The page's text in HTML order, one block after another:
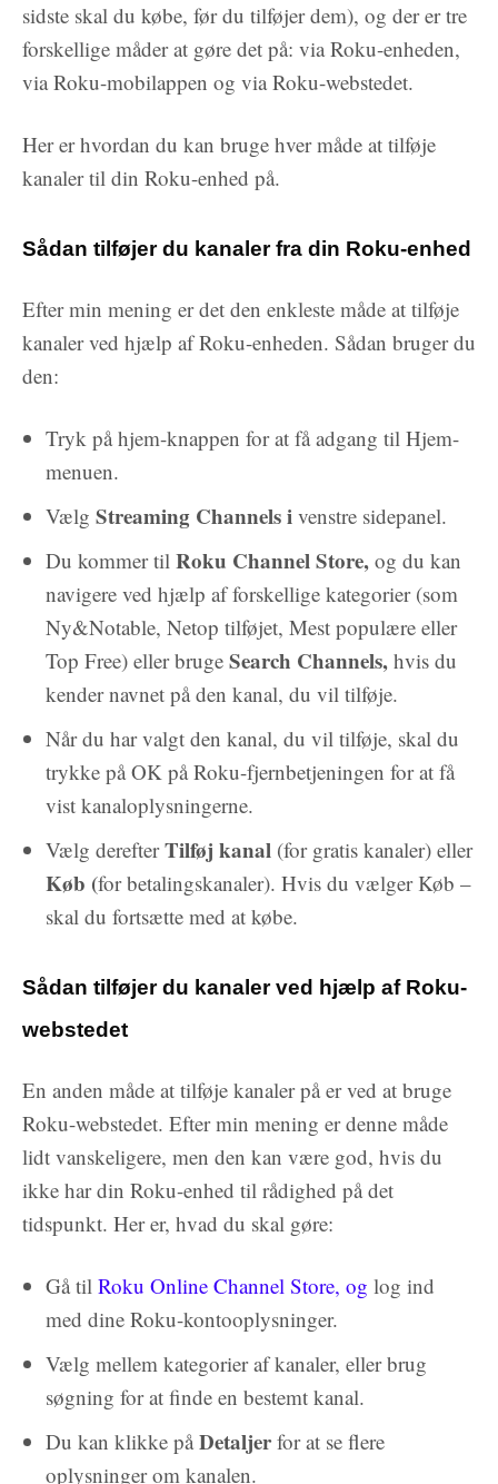
sidste skal du købe, før du tilføjer dem), og der er tre
forskellige måder at gøre det på: via Roku-enheden,
via Roku-mobilappen og via Roku-webstedet.
Her er hvordan du kan bruge hver måde at tilføje
kanaler til din Roku-enhed på.
Sådan tilføjer du kanaler fra din Roku-enhed
Efter min mening er det den enkleste måde at tilføje
kanaler ved hjælp af Roku-enheden. Sådan bruger du
den:
Tryk på hjem-knappen for at få adgang til Hjem-
menuen.
Vælg Streaming Channels i venstre sidepanel.
Du kommer til Roku Channel Store, og du kan
navigere ved hjælp af forskellige kategorier (som
Ny&Notable, Netop tilføjet, Mest populære eller
Top Free) eller bruge Search Channels, hvis du
kender navnet på den kanal, du vil tilføje.
Når du har valgt den kanal, du vil tilføje, skal du
trykke på OK på Roku-fjernbetjeningen for at få
vist kanaloplysningerne.
Vælg derefterTilføj kanal (for gratis kanaler) eller
Køb (for betalingskanaler). Hvis du vælger Køb –
skal du fortsætte med at købe.
Sådan tilføjer du kanaler ved hjælp af Roku-
webstedet
En anden måde at tilføje kanaler på er ved at bruge
Roku-webstedet. Efter min mening er denne måde
lidt vanskeligere, men den kan være god, hvis du
ikke har din Roku-enhed til rådighed på det
tidspunkt. Her er, hvad du skal gøre:
Gå til Roku Online Channel Store, og log ind
med dine Roku-kontooplysninger.
Vælg mellem kategorier af kanaler, eller brug
søgning for at finde en bestemt kanal.
Du kan klikke påDetaljerfor at se flere
oplysninger om kanalen.